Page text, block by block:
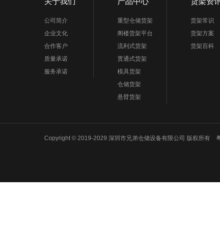
公司简介
企业文化
合作客户
质量承诺
服务承诺
重型仓储货架
阁楼货架平台
流利式货架
贯通式货架
模具货架
仓储货架
悬臂货架
货架常识
货架方案
货架百科
Copyright © 2019-2029 深圳市兄弟仓储设备有限公司 版权所有